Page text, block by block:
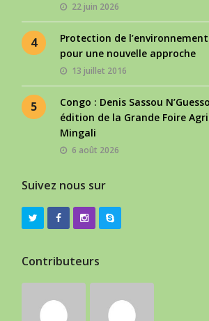
22 juin 2026
4
Protection de
pour une nouvelle approche
13 juillet 2016
5
Congo : Denis Sassou
édition de la Grande Foire
Mingali
6 août 2026
Suivez nous sur
Contributeurs